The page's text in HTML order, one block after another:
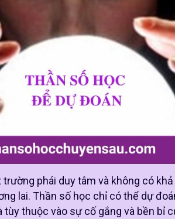
phái duy tâm và không có
lai. Thần số học chỉ có thể dự
tùy thuộc vào sự cố gắng và bền bỉ